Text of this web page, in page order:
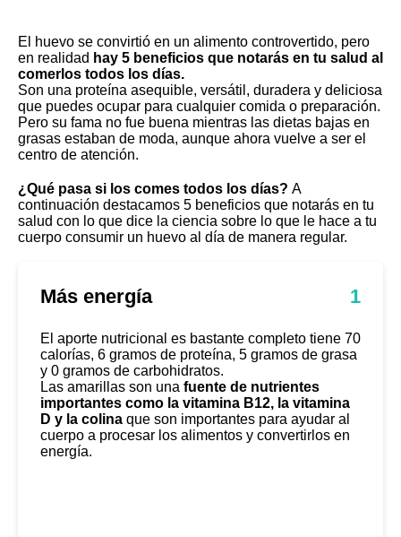
El huevo se convirtió en un alimento controvertido, pero
en realidad hay 5 beneficios que notarás en tu salud al
comerlos todos los días.
Son una proteína asequible, versátil, duradera y deliciosa
que puedes ocupar para cualquier comida o preparación.
Pero su fama no fue buena mientras las dietas bajas en
grasas estaban de moda, aunque ahora vuelve a ser el
centro de atención.
¿Qué pasa si los comes todos los días? A
continuación destacamos 5 beneficios que notarás en tu
salud con lo que dice la ciencia sobre lo que le hace a tu
cuerpo consumir un huevo al día de manera regular.
Más energía 1
El aporte nutricional es bastante completo tiene 70
calorías, 6 gramos de proteína, 5 gramos de grasa
y 0 gramos de carbohidratos.
Las amarillas son una fuente de nutrientes
importantes como la vitamina B12, la vitamina
D y la colina que son importantes para ayudar al
cuerpo a procesar los alimentos y convertirlos en
energía.